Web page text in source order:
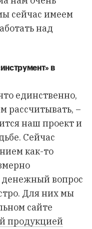
сейчас имеем
над
инструмент» в
единственно,
рассчитывать, –
наш проект и
Сейчас
как-то
денежный вопрос
Для них мы
сайте
продукцией